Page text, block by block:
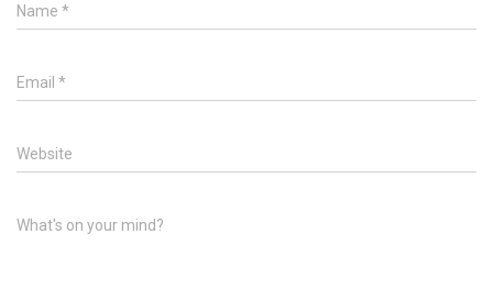
Name *
Email *
Website
What's on your mind?